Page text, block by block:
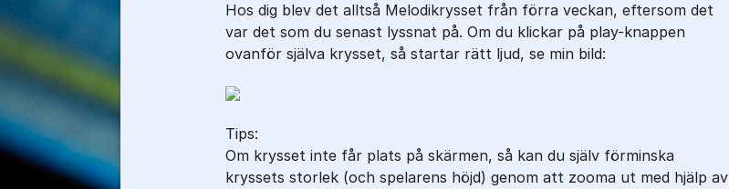
Hos dig blev det alltså Melodikrysset från förra veckan, eftersom det
var det som du senast lyssnat på. Om du klickar på play-knappen
ovanför själva krysset, så startar rätt ljud, se min bild:
Tips:
Om krysset inte får plats på skärmen, så kan du själv förminska
kryssets storlek (och spelarens höjd) genom att zooma ut med hjälp av